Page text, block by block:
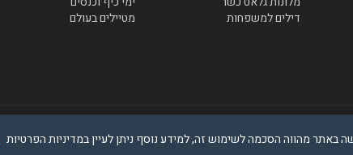
דילים למשפחות
מטיילים בעולם